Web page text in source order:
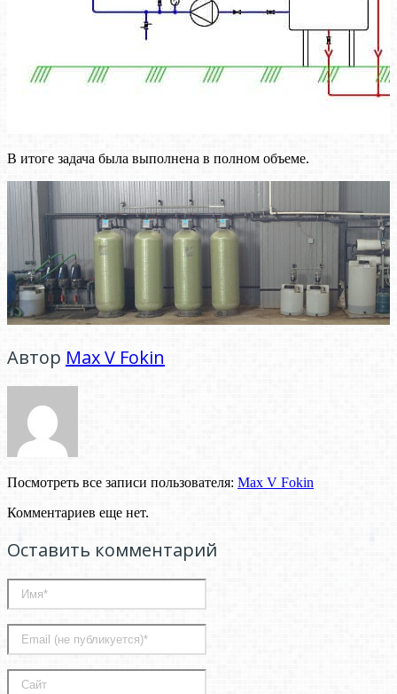
В итоге задача была выполнена в полном объеме.
Автор Мах V Fokin
Посмотреть все записи пользователя: Мах V Fokin
Комментариев еще нет.
Оставить комментарий